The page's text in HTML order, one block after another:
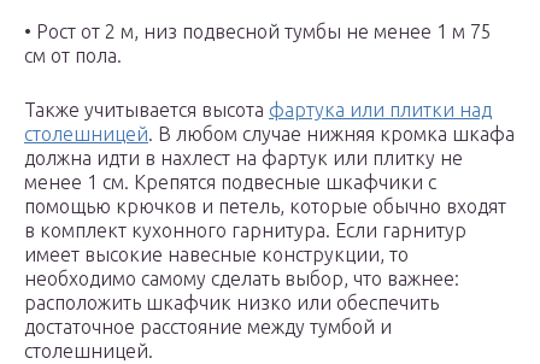
• Рост от 2 м, низ подвесной тумбы не менее 1 м 75
см от пола.
Также учитывается высота фартука или плитки над
столешницей. В любом случае нижняя кромка шкафа
должна идти в нахлест на фартук или плитку не
менее 1 см. Крепятся подвесные шкафчики с
помощью крючков и петель, которые обычно входят
в комплект кухонного гарнитура. Если гарнитур
имеет высокие навесные конструкции, то
необходимо самому сделать выбор, что важнее:
расположить шкафчик низко или обеспечить
достаточное расстояние между тумбой и
столешницей.